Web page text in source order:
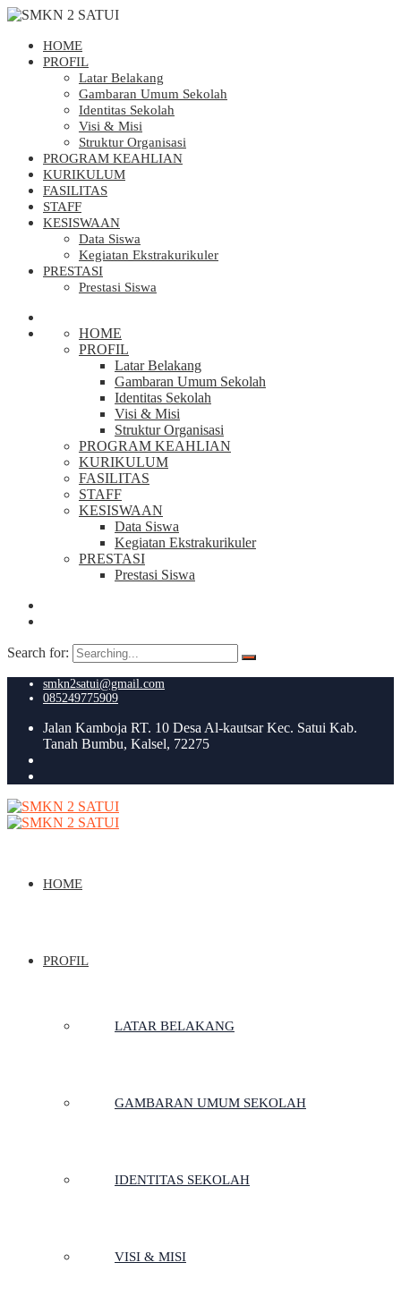
HOME
PROFIL
Latar Belakang
Gambaran Umum Sekolah
Identitas Sekolah
Visi & Misi
Struktur Organisasi
PROGRAM KEAHLIAN
KURIKULUM
FASILITAS
STAFF
KESISWAAN
Data Siswa
Kegiatan Ekstrakurikuler
PRESTASI
Prestasi Siswa
HOME
PROFIL
Latar Belakang
Gambaran Umum Sekolah
Identitas Sekolah
Visi & Misi
Struktur Organisasi
PROGRAM KEAHLIAN
KURIKULUM
FASILITAS
STAFF
KESISWAAN
Data Siswa
Kegiatan Ekstrakurikuler
PRESTASI
Prestasi Siswa
Search for:
smkn2satui@gmail.com
085249775909
Jalan Kamboja RT. 10 Desa Al-kautsar Kec. Satui Kab.
Tanah Bumbu, Kalsel, 72275
HOME
PROFIL
LATAR BELAKANG
GAMBARAN UMUM SEKOLAH
IDENTITAS SEKOLAH
VISI & MISI